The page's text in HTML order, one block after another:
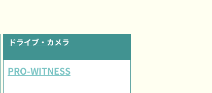
ドライブ・カメラ
PRO-WITNESS